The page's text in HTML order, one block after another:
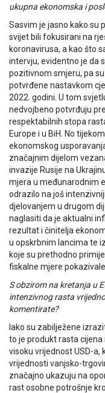
ukupna ekonomska i
Sasvim je jasno kako su
svijet bili fokusirani na
koronavirusa, a kao što
intervju, evidentno je da
pozitivnom smjeru, pa
potvrđene nastavkom
2022. godini. U tom
nedvojbeno potvrđuju
respektabilnih stopa
Europe i u BiH. No
ekonomskog
značajnim dijelom
invazije Rusije na
mjera u međunarodnim
odrazilo na još
djelovanjem u drugom
naglasiti da je aktualni
rezultat i činitelja
u opskrbnim lancima te
koje su prethodno
fiskalne mjere
S obzirom na kretanja u
intenzivnog rasta
komentirate?
Iako su zabilježene
to je produkt rasta
visoku vrijednost USD-a,
vrijednosti vanjsko-
značajno ukazuju na
rast osobne potrošnje